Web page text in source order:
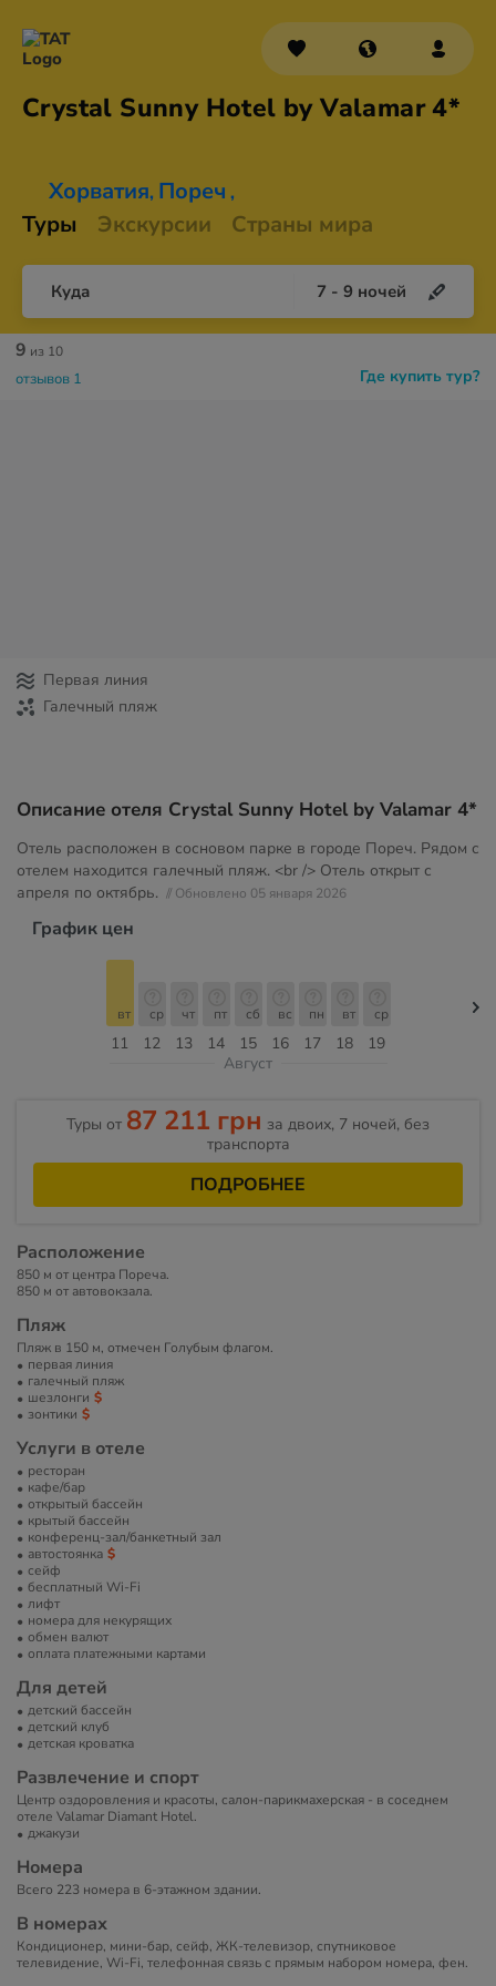
Crystal Sunny Hotel byValamar 4*
Хорватия, Пореч ,
Туры Экскурсии Страны мира
Куда 7 - 9 ночей
Где купить тур?
9 из 10
отзывов 1
Первая линия
Галечный пляж
Описание отеля Crystal Sunny Hotel by Valamar 4*
Отель расположен в сосновом парке в городе Пореч. Рядом с
отелем находится галечный пляж. <br /> Отель открыт с
апреля по октябрь. // Обновлено 05 января 2026
График цен
11
вт
12
ср
13
чт
14
пт
15
сб
16
вс
17
пн
18
вт
19
ср
Август
Туры от 87 211 грн за двоих, 7 ночей, без
транспорта
ПОДРОБНЕЕ
Расположение
850 м от центра Пореча.
850 м от автовокзала.
Пляж
Пляж в 150 м, отмечен Голубым флагом.
первая линия
галечный пляж
шезлонги
зонтики
Услуги в отеле
ресторан
кафе/бар
открытый бассейн
крытый бассейн
конференц-зал/банкетный зал
автостоянка
сейф
бесплатный Wi-Fi
лифт
номера для некурящих
обмен валют
оплата платежными картами
Для детей
детский бассейн
детский клуб
детская кроватка
Развлечение и спорт
Центр оздоровления и красоты, салон-парикмахерская - в соседнем
отеле Valamar Diamant Hotel.
джакузи
Номера
Всего 223 номера в 6-этажном здании.
В номерах
Кондиционер, мини-бар, сейф, ЖК-телевизор, спутниковое
телевидение, Wi-Fi, телефонная связь с прямым набором номера, фен.